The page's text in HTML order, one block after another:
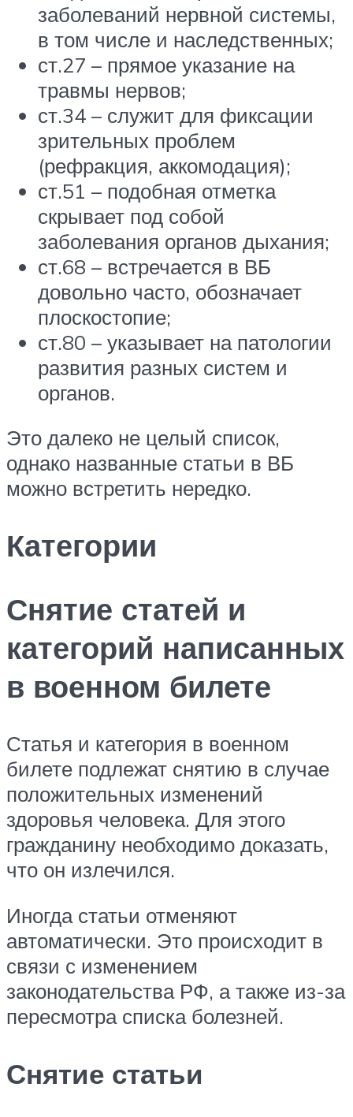
заболеваний нервной системы,
в том числе и наследственных;
ст.27 – прямое указание на
травмы нервов;
ст.34 – служит для фиксации
зрительных проблем
(рефракция, аккомодация);
ст.51 – подобная отметка
скрывает под собой
заболевания органов дыхания;
ст.68 – встречается в ВБ
довольно часто, обозначает
плоскостопие;
ст.80 – указывает на патологии
развития разных систем и
органов.
Это далеко не целый список,
однако названные статьи в ВБ
можно встретить нередко.
Категории
Снятие статей и
категорий написанных
в военном билете
Статья и категория в военном
билете подлежат снятию в случае
положительных изменений
здоровья человека. Для этого
гражданину необходимо доказать,
что он излечился.
Иногда статьи отменяют
автоматически. Это происходит в
связи с изменением
законодательства РФ, а также из-за
пересмотра списка болезней.
Снятие статьи